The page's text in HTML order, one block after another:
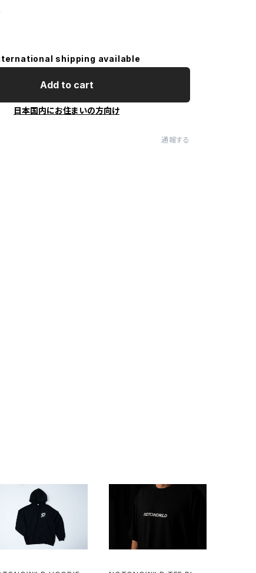
shipping available
Add to cart
日本国内にお住まいの方向け
通報する